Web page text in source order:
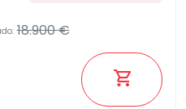
18.900 €